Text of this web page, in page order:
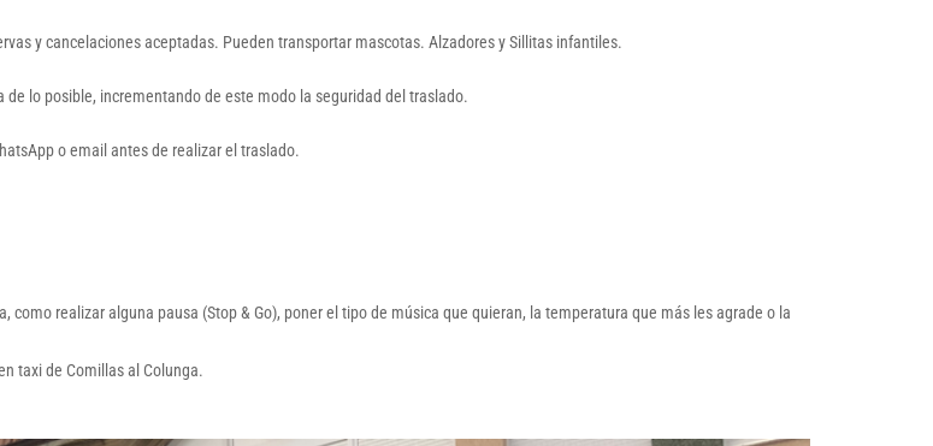
y cancelaciones aceptadas. Pueden transportar mascotas. Alzadores y Sillitas infantiles.
lo posible, incrementando de este modo la seguridad del traslado.
o email antes de realizar el traslado.
realizar alguna pausa (Stop & Go), poner el tipo de música que quieran, la temperatura que más les agrade o la
taxi de Comillas al Colunga.